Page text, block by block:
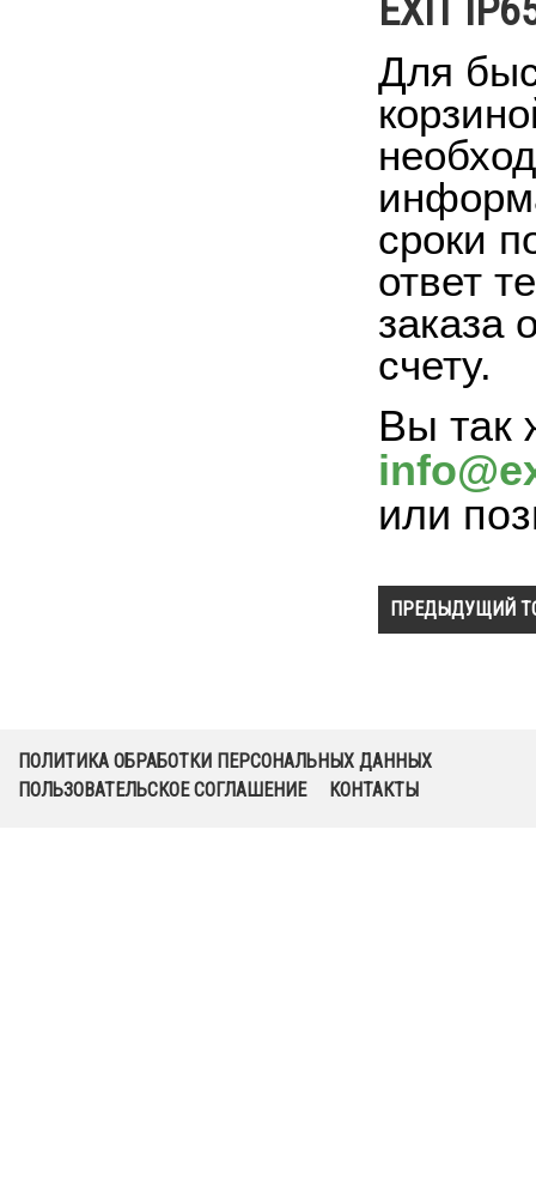
EXIT
Для
сроки
ответ
заказа
счету.
Вы так
или
ПРЕДЫДУЩИЙ
ПОЛИТИКА ОБРАБОТКИ ПЕРСОНАЛЬНЫХ ДАННЫХ
ПОЛЬЗОВАТЕЛЬСКОЕ СОГЛАШЕНИЕ
КОНТАКТЫ